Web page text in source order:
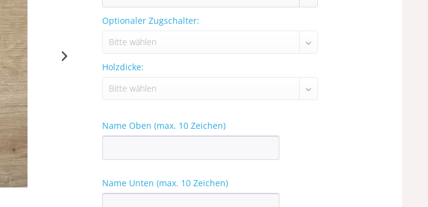
Optionaler Zugschalter:
Holzdicke:
Name Oben (max. 10 Zeichen)
Name Unten (max. 10 Zeichen)